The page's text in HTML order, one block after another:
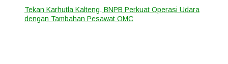
Tekan Karhutla Kalteng, BNPB Perkuat Operasi Udara
dengan Tambahan Pesawat OMC